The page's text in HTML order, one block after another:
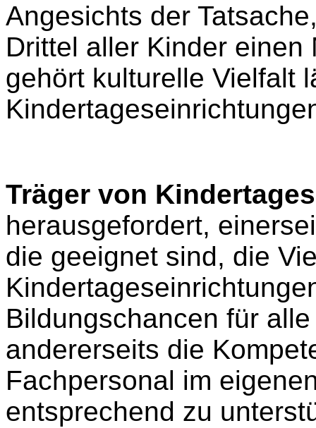
Angesichts der
Drittel aller Kinder
gehört kulturelle Vielfalt
Träger von
herausgefordert,
die geeignet sind, die
Bildungschancen für
andererseits die
Fachpersonal im
entsprechend zu